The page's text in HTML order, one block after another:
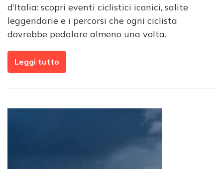
d’Italia: scopri eventi ciclistici iconici, salite
leggendarie e i percorsi che ogni ciclista
dovrebbe pedalare almeno una volta.
Leggi tutto